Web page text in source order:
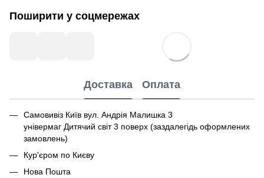
Поширити у соцмережах
Доставка Оплата
Самовивіз Київ вул. Андрія Малишка 3
універмаг Дитячий світ 3 поверх (заздалегідь оформлених
замовлень)
Кур'єром по Києву
Нова Пошта